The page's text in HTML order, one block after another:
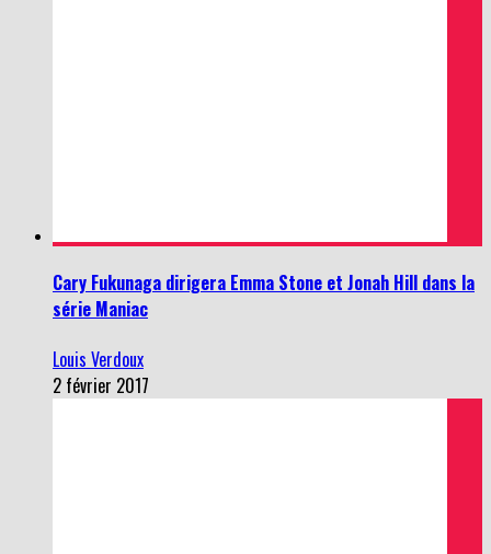
Cary Fukunaga dirigera Emma Stone et Jonah Hill dans la
série Maniac
Louis Verdoux
2 février 2017